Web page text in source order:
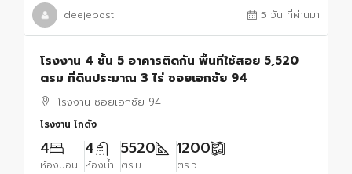
deejepost 5 วัน ที่ผ่านมา
โรงงาน 4 ชั้น 5 อาคารติดกัน พื้นที่ใช้สอย 5,520
ตรม ที่ดินประมาณ 3 ไร่ ซอยเอกชัย 94
-โรงงาน ซอยเอกชัย 94
โรงงาน โกดัง
4
ห้องนอน
4
ห้องน้ำ
5520
ตร.ม.
1200
ตร.ว.